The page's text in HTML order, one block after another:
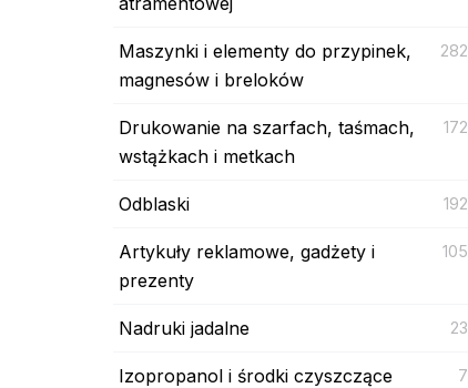
Maszynki i elementy do przypinek,
magnesów i breloków
282
Drukowanie na szarfach, taśmach,
wstążkach i metkach
172
Odblaski 192
Artykuły reklamowe, gadżety i
prezenty
105
Nadruki jadalne 23
Izopropanol i środki czyszczące 7